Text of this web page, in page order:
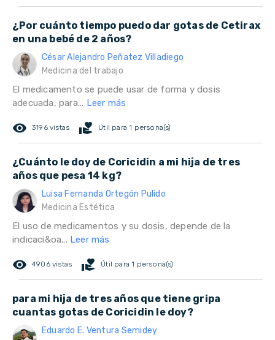
¿Por cuánto tiempo puedo dar gotas de Cetirax
en una bebé de 2 años?
César Alejandro Peñatez Villadiego
Medicina del trabajo
El medicamento se puede usar de forma y dosis
adecuada, para... Leer más
remove_red_eye 3196 vistas volunteer_activism Útil para 1 persona(s)
¿Cuánto le doy de Coricidin a mi hija de tres
años que pesa 14 kg?
Luisa Fernanda Ortegón Pulido
Medicina Estética
El uso de medicamentos y su dosis, depende de la
indicaci&oa... Leer más
remove_red_eye 4906 vistas volunteer_activism Útil para 1 persona(s)
para mi hija de tres años que tiene gripa
cuantas gotas de Coricidin le doy?
Eduardo E. Ventura Semidey